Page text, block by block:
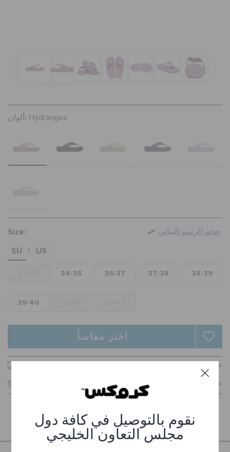
نقوم بالتوصيل في كافة دول
مجلس التعاون الخليجي
الطلبيات المرتجعة
ألوان: Hydrangea
Size:
EU
US
34-35 36-37 37-38 38-39
39-40
حجم الرسم البياني
اختر مقاساً
ارجاع مجاني لجميع الطلبات